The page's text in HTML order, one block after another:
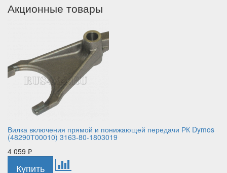
Акционные товары
Вилка включения прямой и понижающей передачи РК Dymos
(48290Т00010) 3163-80-1803019
4 059 ₽